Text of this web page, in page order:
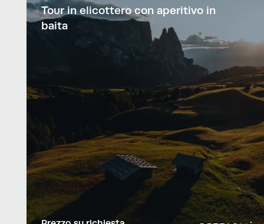
Tour in elicottero con aperitivo in
baita